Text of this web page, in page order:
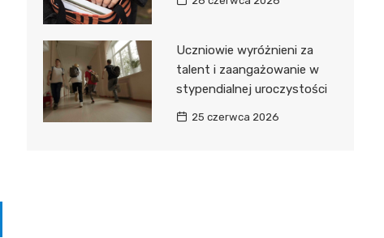
Uczniowie wyróżnieni za
talent i zaangażowanie w
stypendialnej uroczystości
25 czerwca 2026